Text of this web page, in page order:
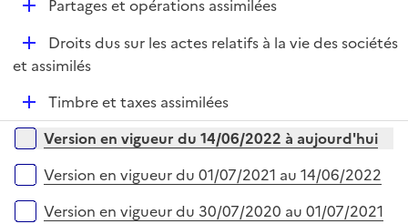
e
r
D
l
r
Partages et opérations assimilées
D
é
e
r
Droits dus sur les actes relatifs à la vie des sociétés
et assimilés
D
é
p
e
Timbre et taxes assimilées
Versions sur la période
Version en vigueur du 14/06/2022 à aujourd'hui
Version en vigueur du 01/07/2021 au 14/06/2022
Version en vigueur du 30/07/2020 au 01/07/2021